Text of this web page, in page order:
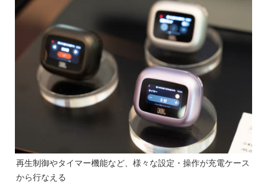
再生制御やタイマー機能など、様々な設定・操作が充電ケース
から行なえる